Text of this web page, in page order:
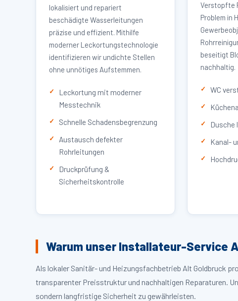
lokalisiert und repariert
beschädigte Wasserleitungen
präzise und effizient. Mithilfe
moderner Leckortungstechnologie
identifizieren wir undichte Stellen
ohne unnötiges Aufstemmen.
Leckortung mit moderner
Messtechnik
Schnelle Schadensbegrenzung
Austausch defekter
Rohrleitungen
Druckprüfung &
Sicherheitskontrolle
Verstopfte
Problem in
beseitigt
nachhaltig.
WC
Dusche
Kanal-
Warum unser Installateur-Service
Als lokaler Sanitär- und Heizungsfachbetrieb Alt Goldbruck
transparenter Preisstruktur und nachhaltigen Reparaturen.
sondern langfristige Sicherheit zu gewährleisten.